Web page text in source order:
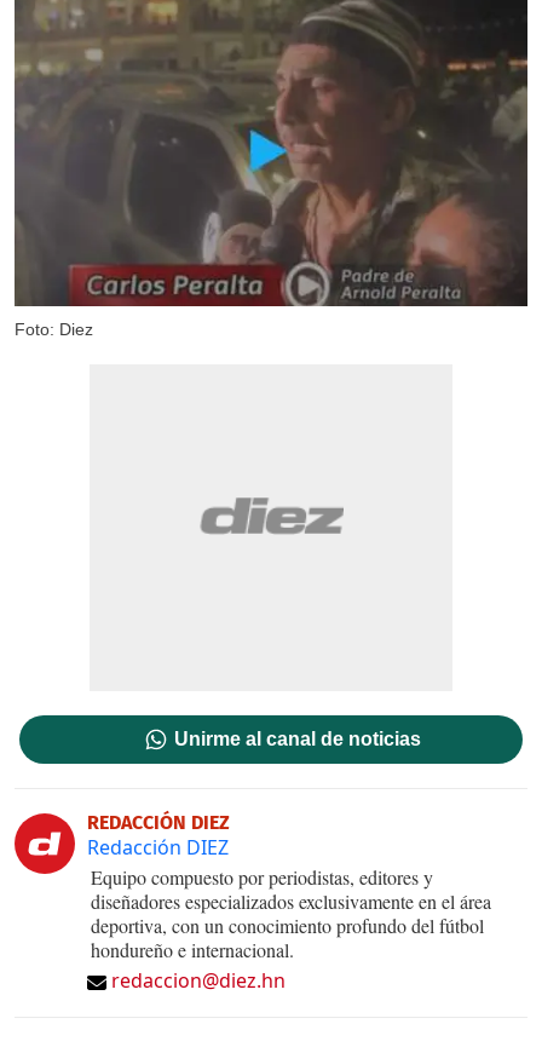
Foto: Diez
Unirme al canal de noticias
REDACCIÓN DIEZ
Redacción DIEZ
Equipo compuesto por periodistas, editores y
diseñadores especializados exclusivamente en el área
deportiva, con un conocimiento profundo del fútbol
hondureño e internacional.
redaccion@diez.hn